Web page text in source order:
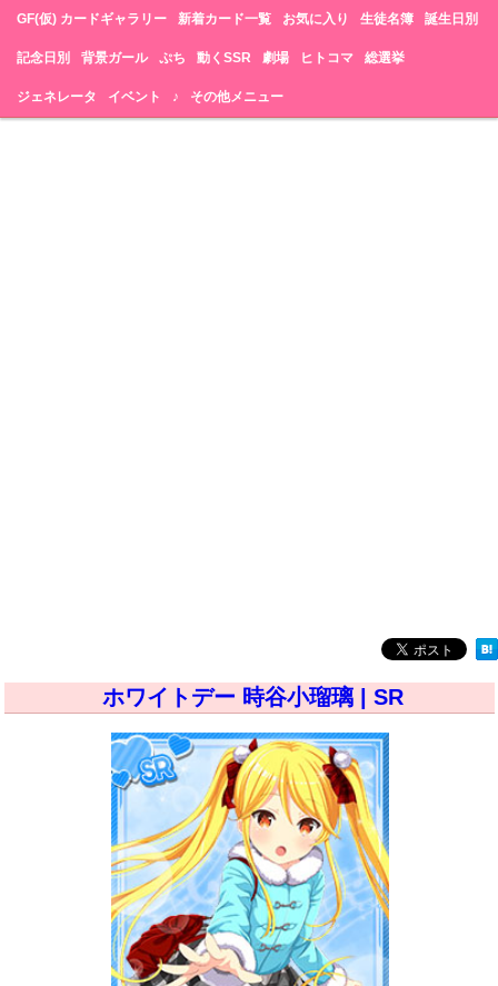
GF(仮) カードギャラリー 新着カード一覧 お気に入り 生徒名簿 誕生日別
記念日別 背景ガール ぷち 動くSSR 劇場 ヒトコマ 総選挙
ジェネレータ イベント ♪ その他メニュー
ホワイトデー 時谷小瑠璃 | SR